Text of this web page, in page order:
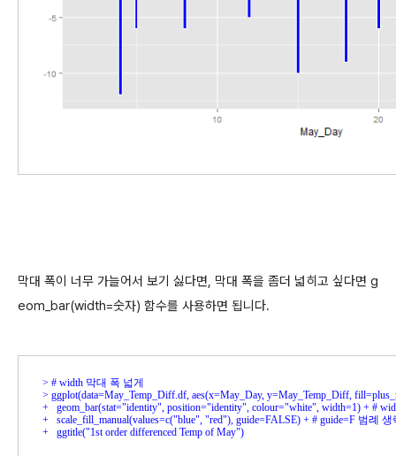
막대 폭이 너무 가늘어서 보기 싫다면, 막대 폭을 좀더 넓히고 싶다면 g
eom_bar(width=숫자) 함수를 사용하면 됩니다.
>
>
+
+
+
  ggtitle("1st order differenced Temp of May")